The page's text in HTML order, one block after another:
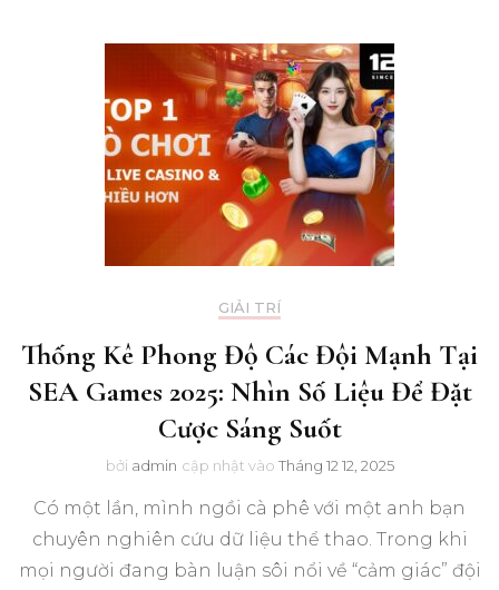
GIẢI TRÍ
Thống Kê Phong Độ Các Đội Mạnh Tại
SEA Games 2025: Nhìn Số Liệu Để Đặt
Cược Sáng Suốt
bởi admin cập nhật vào Tháng 12 12, 2025
Có một lần, mình ngồi cà phê với một anh bạn
chuyên nghiên cứu dữ liệu thể thao. Trong khi
mọi người đang bàn luận sôi nổi về “cảm giác” đội